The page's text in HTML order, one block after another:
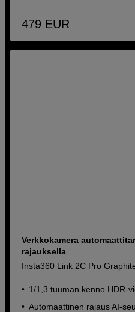
479 EUR
Verkkokamera
rajauksella
Insta360 Link 2C Pro
1/1,3 tuuman kenno HDR-
Automaattinen rajaus AI-